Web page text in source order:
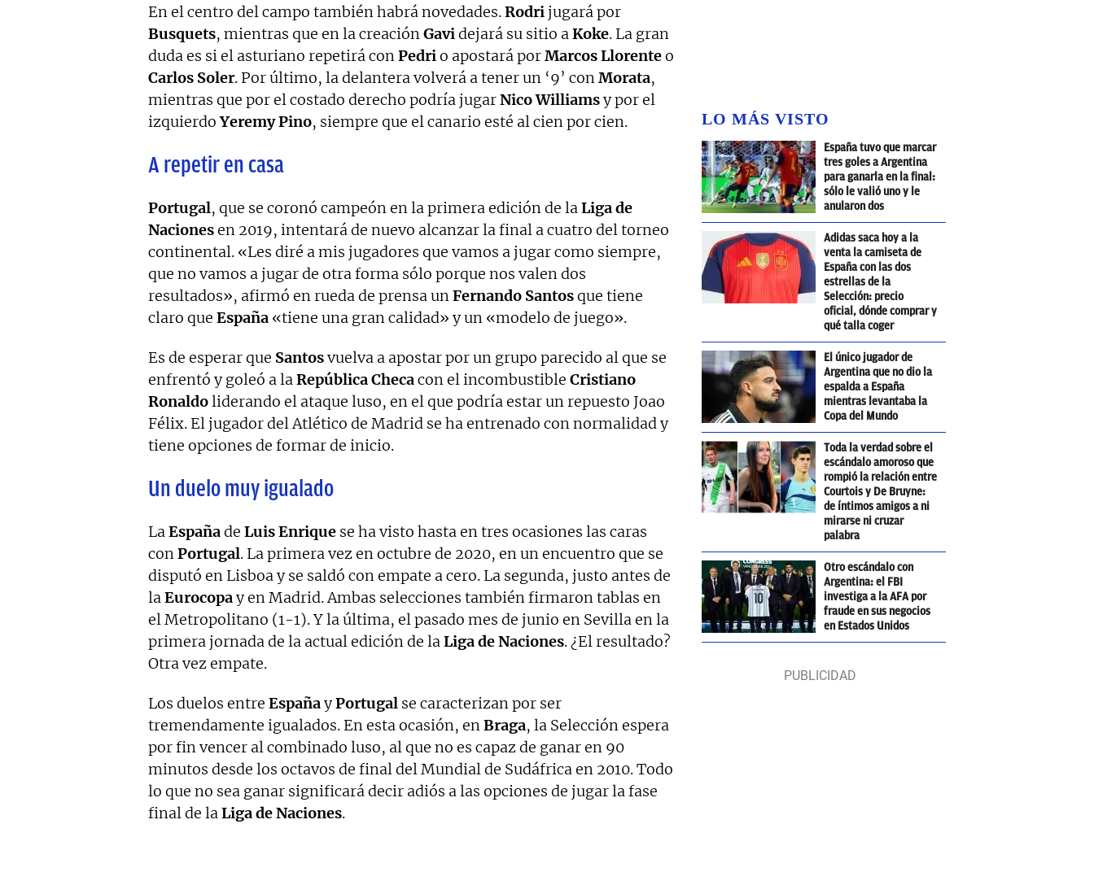
En el centro del campo también habrá novedades.Rodrijugará por
Busquets, mientras que en la creaciónGavidejará su sitio aKoke. La gran
duda es si el asturiano repetirá conPedrio apostará porMarcos Llorenteo
Carlos Soler. Por último, la delantera volverá a tener un ‘9’ conMorata,
mientras que por el costado derecho podría jugarNico Williamsy por el
izquierdoYeremy Pino, siempre que el canario esté al cien por cien.
A repetir en casa
Portugal, que se coronó campeón en la primera edición de laLiga de
Nacionesen 2019, intentará de nuevo alcanzar la final a cuatro del torneo
continental. «Les diré a mis jugadores que vamos a jugar como siempre,
que no vamos a jugar de otra forma sólo porque nos valen dos
resultados», afirmó en rueda de prensa unFernando Santosque tiene
claro que España «tiene una gran calidad» y un «modelo de juego».
Es de esperar que Santosvuelva a apostar por un grupo parecido al que se
enfrentó y goleó a laRepública Checacon el incombustible Cristiano
Ronaldoliderando el ataque luso, en el que podría estar un repuesto Joao
Félix. El jugador del Atlético de Madrid se ha entrenado con normalidad y
tiene opciones de formar de inicio.
Un duelo muy igualado
LaEspañade Luis Enrique se ha visto hasta en tres ocasiones las caras
conPortugal. La primera vez en octubre de 2020, en un encuentro que se
disputó en Lisboa y se saldó con empate a cero. La segunda, justo antes de
laEurocopay en Madrid. Ambas selecciones también firmaron tablas en
el Metropolitano (1-1). Y la última, el pasado mes de junio en Sevilla en la
primera jornada de la actual edición de laLiga de Naciones. ¿El resultado?
Otra vez empate.
Los duelos entre EspañayPortugal se caracterizan por ser
tremendamente igualados. En esta ocasión, enBraga, la Selección espera
por fin vencer al combinado luso, al que no es capaz de ganar en 90
minutos desde los octavos de final del Mundial de Sudáfrica en 2010. Todo
lo que no sea ganar significará decir adiós a las opciones de jugar la fase
final de laLiga de Naciones.
LO MÁS VISTO
España tuvo que marcar
tres goles a Argentina
para ganarla en la final:
sólo le valió uno y le
anularon dos
Adidas saca hoy a la
venta la camiseta de
España con las dos
estrellas de la
Selección: precio
oficial, dónde comprar y
qué talla coger
El único jugador de
Argentina que no dio la
espalda a España
mientras levantaba la
Copa del Mundo
Toda la verdad sobre el
escándalo amoroso que
rompió la relación entre
Courtois y De Bruyne:
de íntimos amigos a ni
mirarse ni cruzar
palabra
Otro escándalo con
Argentina: el FBI
investiga a la AFA por
fraude en sus negocios
en Estados Unidos